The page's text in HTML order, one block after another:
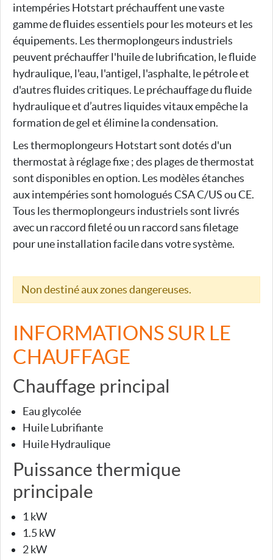
intempéries Hotstart préchauffent une vaste
gamme de fluides essentiels pour les moteurs et les
équipements. Les thermoplongeurs industriels
peuvent préchauffer l'huile de lubrification, le fluide
hydraulique, l'eau, l'antigel, l'asphalte, le pétrole et
d'autres fluides critiques. Le préchauffage du fluide
hydraulique et d’autres liquides vitaux empêche la
formation de gel et élimine la condensation.
Les thermoplongeurs Hotstart sont dotés d'un
thermostat à réglage fixe ; des plages de thermostat
sont disponibles en option. Les modèles étanches
aux intempéries sont homologués CSA C/US ou CE.
Tous les thermoplongeurs industriels sont livrés
avec un raccord fileté ou un raccord sans filetage
pour une installation facile dans votre système.
Non destiné aux zones dangereuses.
INFORMATIONS SUR LE
CHAUFFAGE
Chauffage principal
Eau glycolée
Huile Lubrifiante
Huile Hydraulique
Puissance thermique
principale
1 kW
1.5 kW
2 kW